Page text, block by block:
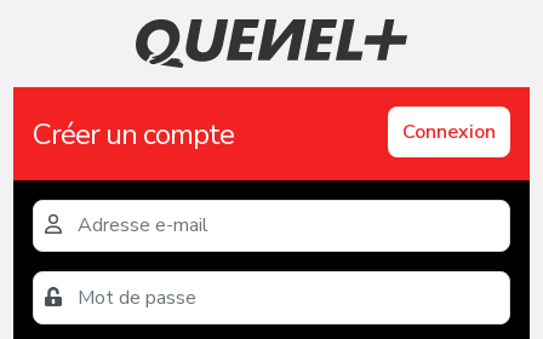
Créer un compte Connexion